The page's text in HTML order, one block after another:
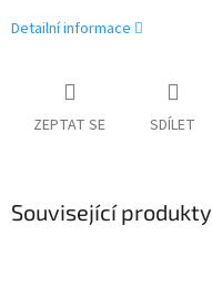
Detailní informace
ZEPTAT SE SDÍLET
Související produkty